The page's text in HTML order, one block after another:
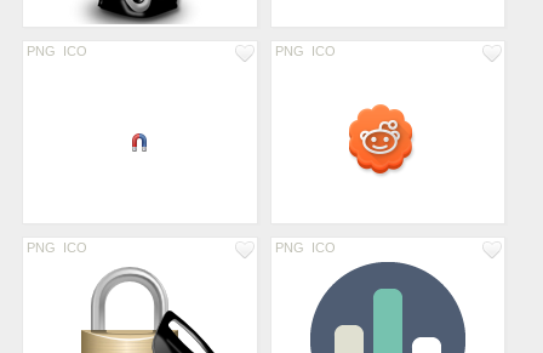
PNG ICO PNG ICO
PNG ICO PNG ICO